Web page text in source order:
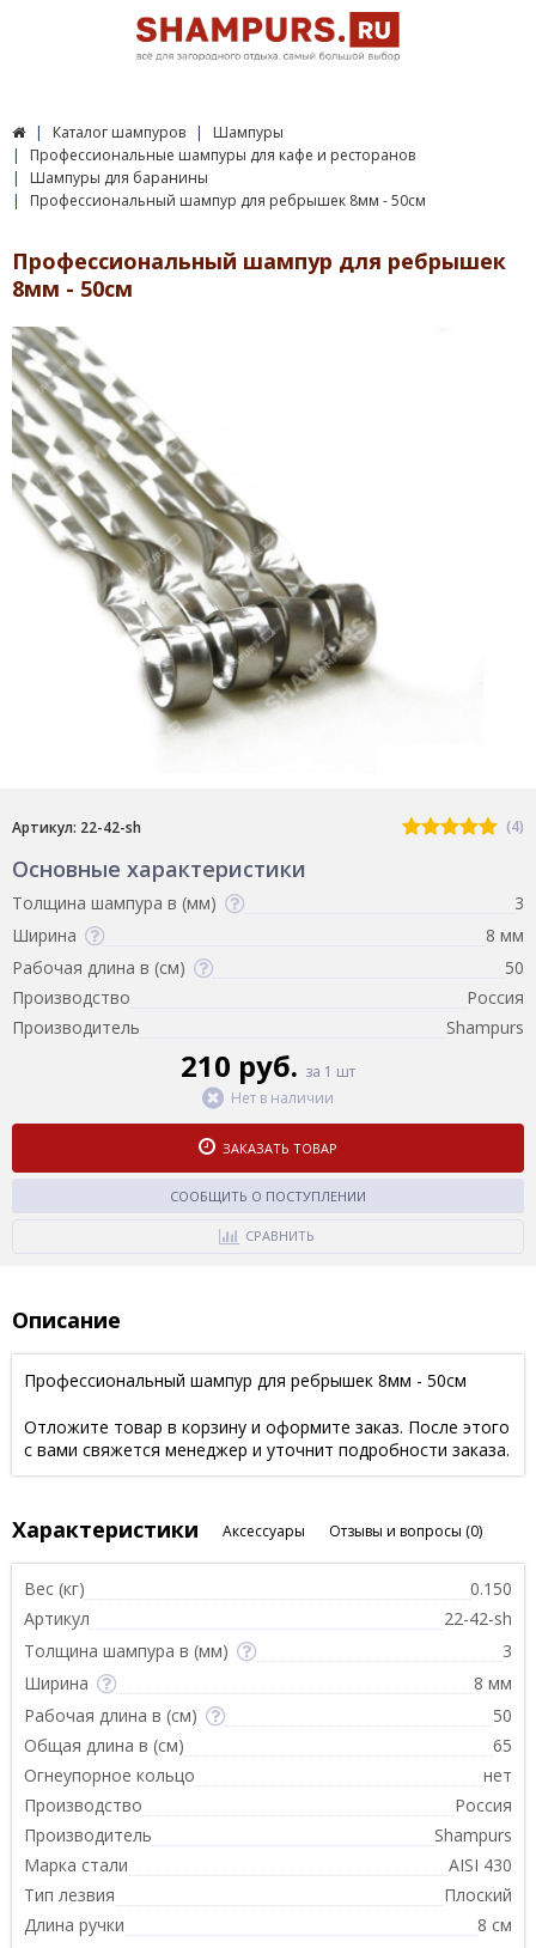
Каталог шампуров
Шампуры
Профессиональные шампуры для кафе и ресторанов
Шампуры для баранины
Профессиональный шампур для ребрышек 8мм - 50см
Профессиональный шампур для ребрышек
8мм - 50см
Артикул: 22-42-sh (4)
Основные характеристики
Толщина шампура в (мм)
3
Ширина
8 мм
Рабочая длина в (см)
50
Производство
Россия
Производитель
Shampurs
210 руб. за 1 шт
Нет в наличии
ЗАКАЗАТЬ ТОВАР
СООБЩИТЬ О ПОСТУПЛЕНИИ
СРАВНИТЬ
Описание
Профессиональный шампур для ребрышек 8мм - 50см
Отложите товар в корзину и оформите заказ. После этого
с вами свяжется менеджер и уточнит подробности заказа.
Характеристики Аксессуары Отзывы и вопросы (0)
Вес (кг)
0.150
Артикул
22-42-sh
Толщина шампура в (мм)
3
Ширина
8 мм
Рабочая длина в (см)
50
Общая длина в (см)
65
Огнеупорное кольцо
нет
Производство
Россия
Производитель
Shampurs
Марка стали
AISI 430
Тип лезвия
Плоский
Длина ручки
8 см